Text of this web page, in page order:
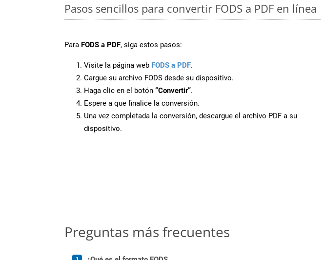
Pasos sencillos para convertir FODS a PDF en línea
Para FODS a PDF, siga estos pasos:
Visite la página web FODS a PDF.
Cargue su archivo FODS desde su dispositivo.
Haga clic en el botón “Convertir”.
Espere a que finalice la conversión.
Una vez completada la conversión, descargue el archivo PDF a su
dispositivo.
Preguntas más frecuentes